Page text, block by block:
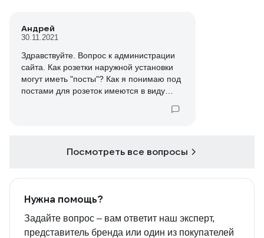
Андрей
30.11.2021
Здравствуйте. Вопрос к администрации
сайта. Как розетки наружной установки
могут иметь "посты"? Как я понимаю под
постами для розеток имеются в виду
некоторых случаях не корректно.
Посмотреть все вопросы
Нужна помощь?
Задайте вопрос – вам ответит наш эксперт,
представитель бренда или один из покупателей